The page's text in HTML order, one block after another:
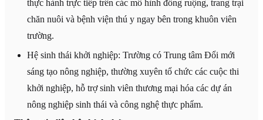
thực hành trực tiếp trên các mô hình đồng ruộng, trang trại
chăn nuôi và bệnh viện thú y ngay bên trong khuôn viên
trường.
Hệ sinh thái khởi nghiệp: Trường có Trung tâm Đổi mới
sáng tạo nông nghiệp, thường xuyên tổ chức các cuộc thi
khởi nghiệp, hỗ trợ sinh viên thương mại hóa các dự án
nông nghiệp sinh thái và công nghệ thực phẩm.